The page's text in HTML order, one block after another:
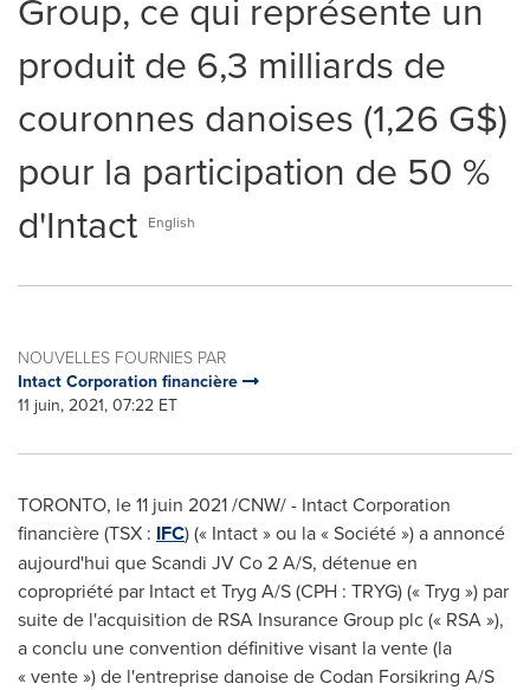
produit de 6,3 milliards de
couronnes danoises (1,26 G$)
pour la participation de 50 %
d'Intact English
NOUVELLES FOURNIES PAR
Intact Corporation financière
11 juin, 2021, 07:22 ET
TORONTO, le 11 juin 2021 /CNW/ - Intact Corporation
financière (TSX : IFC) (« Intact » ou la « Société ») a annoncé
aujourd'hui que Scandi JV Co 2 A/S, détenue en
copropriété par Intact et Tryg A/S (CPH : TRYG) (« Tryg ») par
suite de l'acquisition de RSA Insurance Group plc (« RSA »),
a conclu une convention définitive visant la vente (la
« vente ») de l'entreprise danoise de Codan Forsikring A/S